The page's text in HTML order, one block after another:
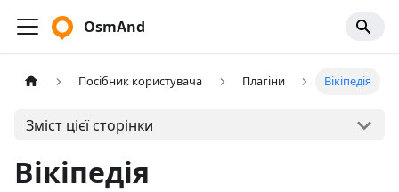
OsmAnd
Посібник користувача Плагіни Вікіпедія
Зміст цієї сторінки
Вікіпедія